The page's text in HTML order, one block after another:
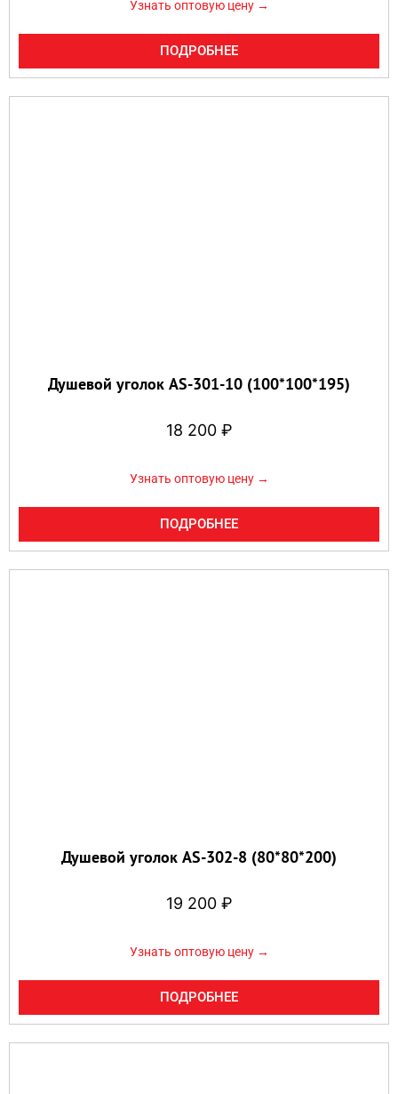
Узнать оптовую цену →
ПОДРОБНЕЕ
Душевой уголок AS-301-10 (100*100*195)
18 200 ₽
Узнать оптовую цену →
ПОДРОБНЕЕ
Душевой уголок AS-302-8 (80*80*200)
19 200 ₽
Узнать оптовую цену →
ПОДРОБНЕЕ